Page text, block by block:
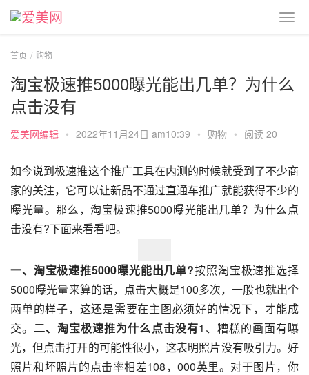
首页 购物
淘宝极速推5000曝光能出几单？为什么
点击没有
爱美网编辑 • 2022年11月24日 am10:39 • 购物 • 阅读 20
如今说到极速推这个推广工具在内测的时候就受到了不少商
家的关注，它可以让新品不通过直通车推广就能获得不少的
曝光量。那么，淘宝极速推5000曝光能出几单？为什么点
击没有?下面来看看吧。
一、淘宝极速推5000曝光能出几单?按照淘宝极速推选择
5000曝光量来算的话，点击大概是100多次，一般也就出个
两单的样子，这还是需要在主图必须好的情况下，才能成
交。 二、淘宝极速推为什么点击没有1、糟糕的画面有曝
光，但点击打开的可能性很小，这表明照片没有吸引力。好
照片和坏照片的点击率相差108，000英里。对于图片，你